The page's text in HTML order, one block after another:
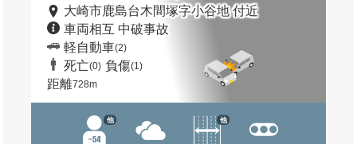
大崎市鹿島台木間塚字小谷地 付近
車両相互 中破事故
軽自動車(2)
死亡(0) 負傷(1)
距離728m
他 他